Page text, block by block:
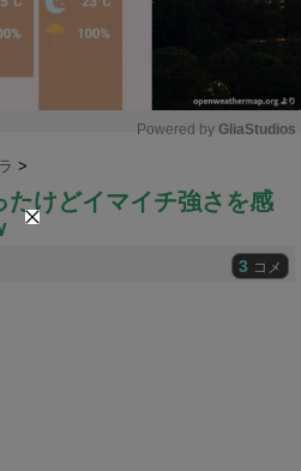
u
Powered by GliaStudios
>
たけどイマイチ強さを感
3 コメ